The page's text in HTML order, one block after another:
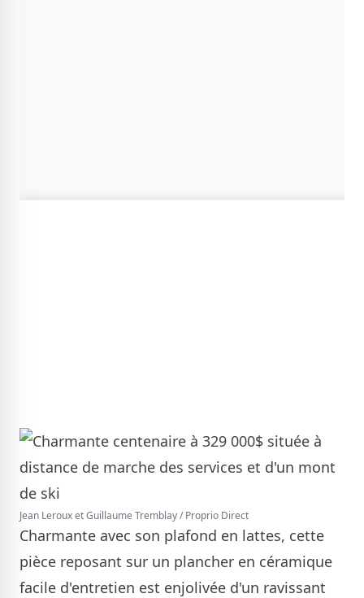
Jean Leroux et Guillaume Tremblay / Proprio Direct
Charmante avec son plafond en lattes, cette
pièce reposant sur un plancher en céramique
facile d'entretien est enjolivée d'un ravissant